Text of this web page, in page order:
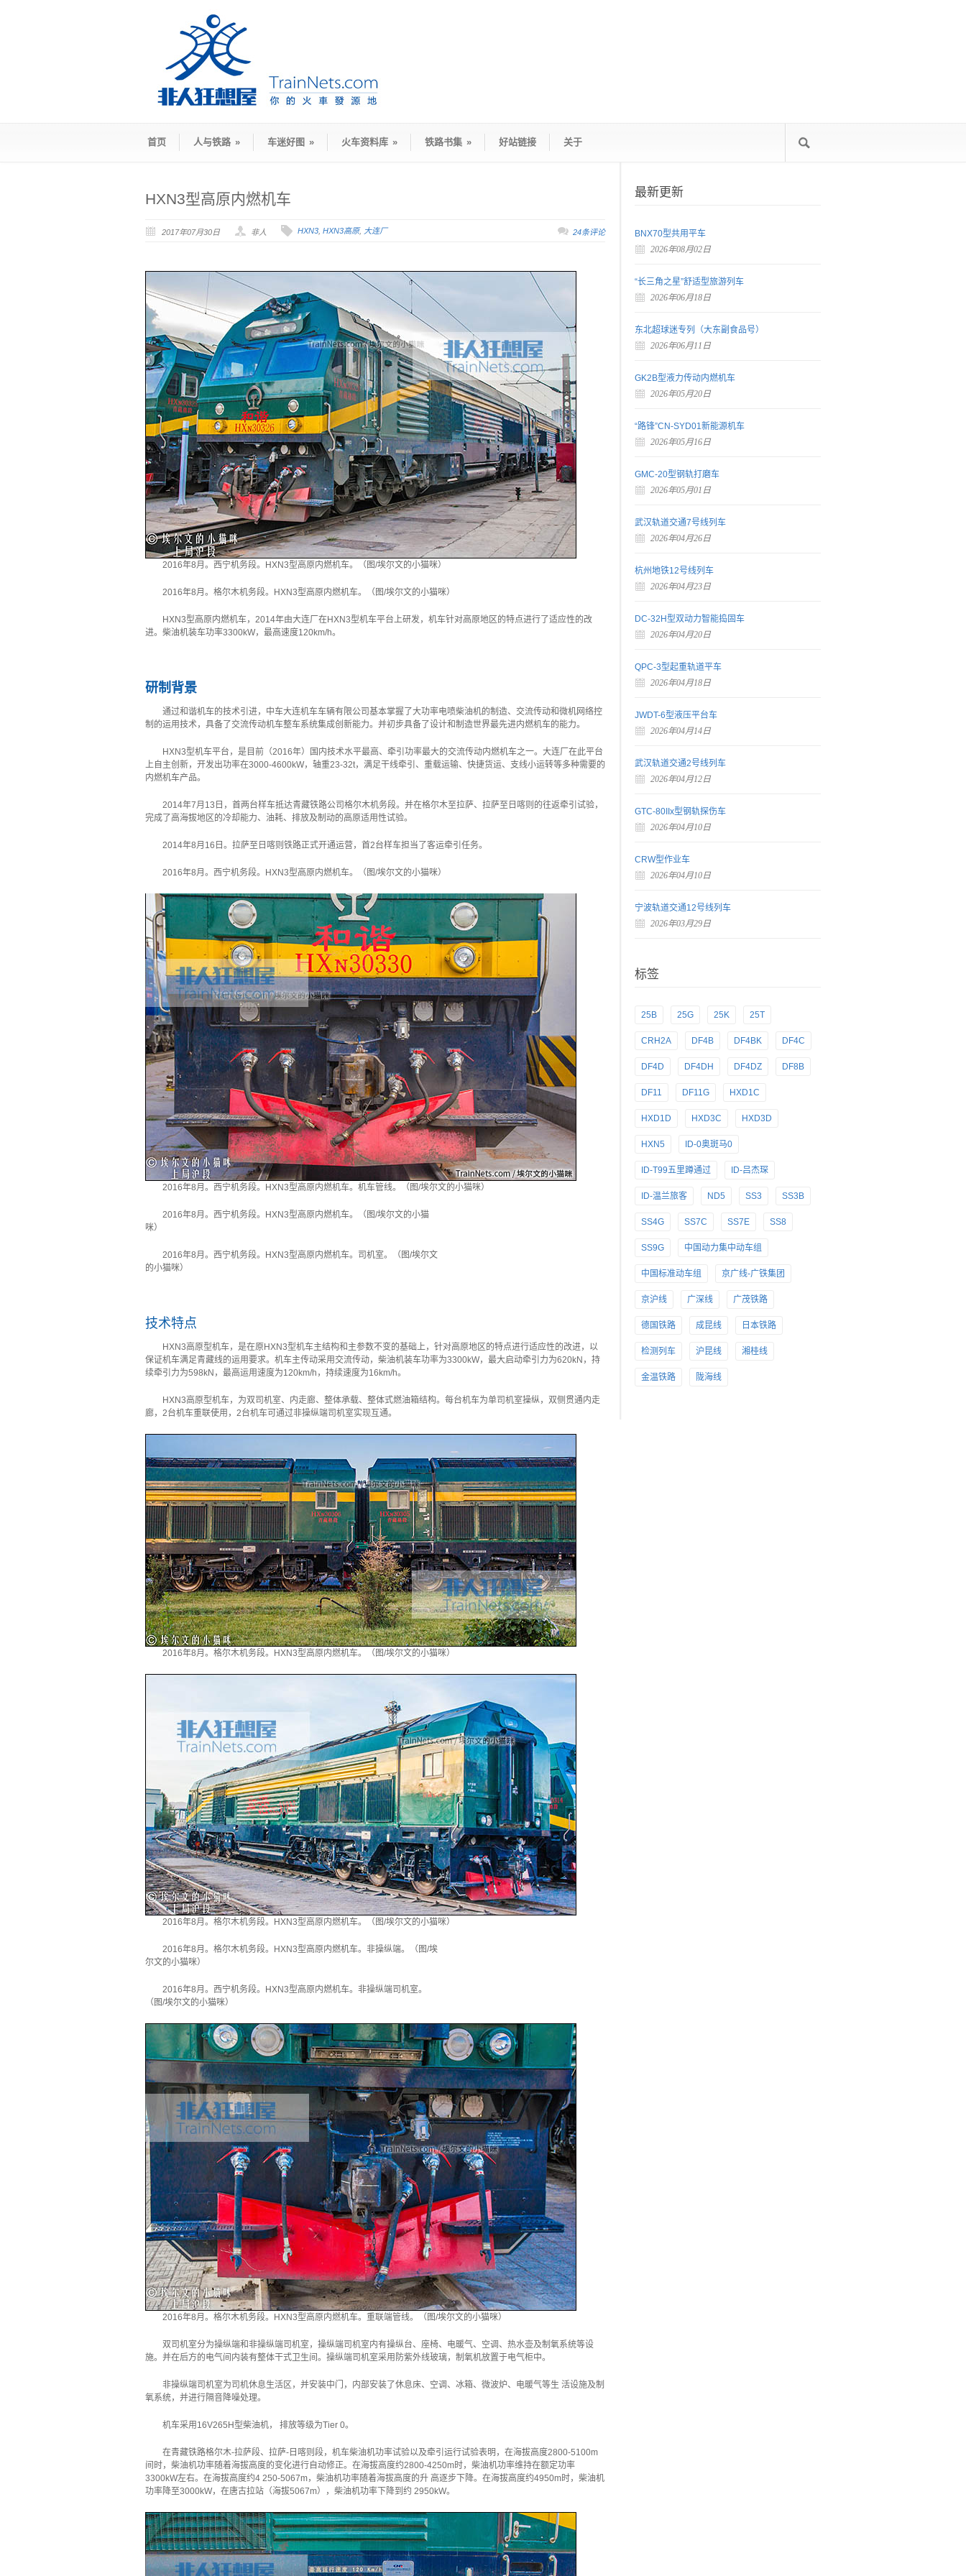
首页 人与铁路 » 车迷好图 » 火车资料库 » 铁路书集 » 好站链接 关于
HXN3型高原内燃机车
2017年07月30日 非人 HXN3 HXN3高原, 大连厂 24条评论
2016年8月。西宁机务段。HXN3型高原内燃机车。（图/埃尔文的小猫咪）
2016年8月。格尔木机务段。HXN3型高原内燃机车。（图/埃尔文的小猫咪）
HXN3型高原内燃机车，2014年由大连厂在HXN3型机车平台上研发，机车针对高原地区的特点进行了适应性的改
进。柴油机装车功率3300kW，最高速度120km/h。
研制背景
通过和谐机车的技术引进，中车大连机车车辆有限公司基本掌握了大功率电喷柴油机的制造、交流传动和微机网络控
制的运用技术，具备了交流传动机车整车系统集成创新能力。并初步具备了设计和制造世界最先进内燃机车的能力。
HXN3型机车平台，是目前（2016年）国内技术水平最高、牵引功率最大的交流传动内燃机车之一。大连厂在此平台
上自主创新，开发出功率在3000-4600kW，轴重23-32t，满足干线牵引、重载运输、快捷货运、支线小运转等多种需要的
内燃机车产品。
2014年7月13日，首两台样车抵达青藏铁路公司格尔木机务段。并在格尔木至拉萨、拉萨至日喀则的往返牵引试验，
完成了高海拔地区的冷却能力、油耗、排放及制动的高原适用性试验。
2014年8月16日。拉萨至日喀则铁路正式开通运营，首2台样车担当了客运牵引任务。
2016年8月。西宁机务段。HXN3型高原内燃机车。（图/埃尔文的小猫咪）
2016年8月。西宁机务段。HXN3型高原内燃机车。机车管线。（图/埃尔文的小猫咪）
2016年8月。西宁机务段。HXN3型高原内燃机车。（图/埃尔文的小猫
咪）
2016年8月。西宁机务段。HXN3型高原内燃机车。司机室。（图/埃尔文
的小猫咪）
技术特点
HXN3高原型机车，是在原HXN3型机车主结构和主参数不变的基础上，针对高原地区的特点进行适应性的改进，以
保证机车满足青藏线的运用要求。机车主传动采用交流传动，柴油机装车功率为3300kW，最大启动牵引力为620kN，持
续牵引力为598kN，最高运用速度为120km/h，持续速度为16km/h。
HXN3高原型机车，为双司机室、内走廊、整体承载、整体式燃油箱结构。每台机车为单司机室操纵，双侧贯通内走
廊，2台机车重联使用，2台机车可通过非操纵端司机室实现互通。
2016年8月。格尔木机务段。HXN3型高原内燃机车。（图/埃尔文的小猫咪）
2016年8月。格尔木机务段。HXN3型高原内燃机车。（图/埃尔文的小猫咪）
2016年8月。格尔木机务段。HXN3型高原内燃机车。非操纵端。（图/埃
尔文的小猫咪）
2016年8月。西宁机务段。HXN3型高原内燃机车。非操纵端司机室。
（图/埃尔文的小猫咪）
2016年8月。格尔木机务段。HXN3型高原内燃机车。重联端管线。（图/埃尔文的小猫咪）
双司机室分为操纵端和非操纵端司机室，操纵端司机室内有操纵台、座椅、电暖气、空调、热水壶及制氧系统等设
施。并在后方的电气间内装有整体干式卫生间。操纵端司机室采用防紫外线玻璃，制氧机放置于电气柜中。
非操纵端司机室为司机休息生活区，并安装中门，内部安装了休息床、空调、冰箱、微波炉、电暖气等生 活设施及制
氧系统，并进行隔音降噪处理。
机车采用16V265H型柴油机， 排放等级为Tier 0。
在青藏铁路格尔木-拉萨段、拉萨-日喀则段，机车柴油机功率试验以及牵引运行试验表明，在海拔高度2800-5100m
间时，柴油机功率随着海拔高度的变化进行自动修正。在海拔高度约2800-4250m时，柴油机功率维持在额定功率
3300kW左右。在海拔高度约4 250-5067m，柴油机功率随着海拔高度的升 高逐步下降。在海拔高度约4950m时，柴油机
功率降至3000kW，在唐古拉站（海拔5067m），柴油机功率下降到约 2950kW。
最新更新
BNX70型共用平车
2026年08月02日
“长三角之星”舒适型旅游列车
2026年06月18日
东北超球迷专列（大东副食品号）
2026年06月11日
GK2B型液力传动内燃机车
2026年05月20日
“路锋”CN-SYD01新能源机车
2026年05月16日
GMC-20型钢轨打磨车
2026年05月01日
武汉轨道交通7号线列车
2026年04月26日
杭州地铁12号线列车
2026年04月23日
DC-32H型双动力智能捣固车
2026年04月20日
QPC-3型起重轨道平车
2026年04月18日
JWDT-6型液压平台车
2026年04月14日
武汉轨道交通2号线列车
2026年04月12日
GTC-80IIx型钢轨探伤车
2026年04月10日
CRW型作业车
2026年04月10日
宁波轨道交通12号线列车
2026年03月29日
标签
25B 25G 25K 25T
CRH2A DF4B DF4BK DF4C
DF4D DF4DH DF4DZ DF8B
DF11 DF11G HXD1C
HXD1D HXD3C HXD3D
HXN5 ID-0奥斑马0
ID-T99五里蹲通过 ID-吕杰琛
ID-温兰旅客 ND5 SS3 SS3B
SS4G SS7C SS7E SS8
SS9G 中国动力集中动车组
中国标准动车组 京广线-广铁集团
京沪线 广深线 广茂铁路
德国铁路 成昆线 日本铁路
检测列车 沪昆线 湘桂线
金温铁路 陇海线